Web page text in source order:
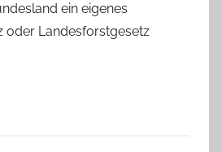
ein eigenes
oder Landesforstgesetz